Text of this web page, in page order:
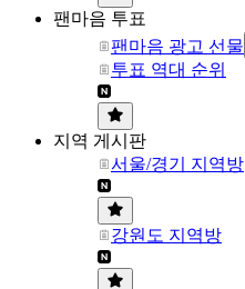
팬마음 투표
팬마음 광고 선물
투표 역대 순위
지역 게시판
서울/경기 지역방
강원도 지역방